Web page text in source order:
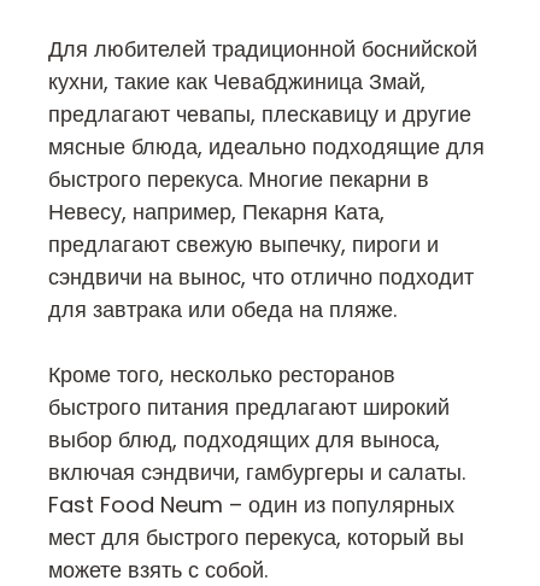
Для любителей традиционной боснийской
кухни, такие как Чевабджиница Змай,
предлагают чевапы, плескавицу и другие
мясные блюда, идеально подходящие для
быстрого перекуса. Многие пекарни в
Невесу, например, Пекарня Ката,
предлагают свежую выпечку, пироги и
сэндвичи на вынос, что отлично подходит
для завтрака или обеда на пляже.
Кроме того, несколько ресторанов
быстрого питания предлагают широкий
выбор блюд, подходящих для выноса,
включая сэндвичи, гамбургеры и салаты.
Fast Food Neum – один из популярных
мест для быстрого перекуса, который вы
можете взять с собой.